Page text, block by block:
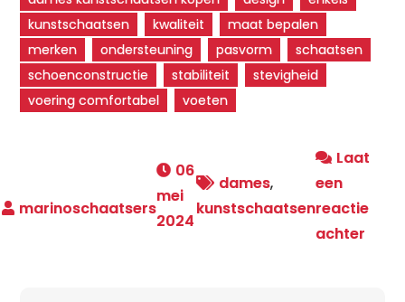
kunstschaatsen
kwaliteit
maat bepalen
merken
ondersteuning pasvorm
schaatsen
schoenconstructie
stabiliteit
stevigheid
voering comfortabel
voeten
06
mei
2024
dames,
kunstschaatsen
Laat
een
reactie
achterop